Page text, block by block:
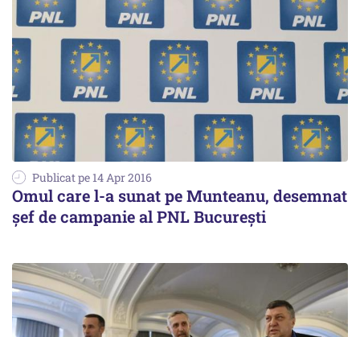
Publicat pe 14 Apr 2016
Omul care l-a sunat pe Munteanu, desemnat
șef de campanie al PNL București